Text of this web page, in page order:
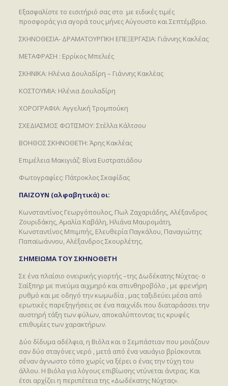
Εξασφαλίστε το εισιτήριό σας στο με ειδικές τιμές
προσφοράς για αγορά τους μήνες Αύγουστο και Σεπτέμβριο.
ΣΚΗΝΟΘΕΣΙΑ- ΔΡΑΜΑΤΟΥΡΓΙΚΗ ΕΠΕΞΕΡΓΑΣΙΑ: Γιάννης Κακλέας
ΜΕΤΑΦΡΑΣΗ : Ερρίκος Μπελιές
ΣΚΗΝΙΚΑ: Ηλένια Δουλαδίρη – Γιάννης Κακλέας
ΚΟΣΤΟΥΜΙΑ: Ηλένια Δουλαδίρη
ΧΟΡΟΓΡΑΦΙΑ: Αγγελική Τρομπούκη
ΣΧΕΔΙΑΣΜΟΣ ΦΩΤΙΣΜΟΥ: Στέλλα Κάλτσου
ΒΟΗΘΟΣ ΣΚΗΝΟΘΕΤΗ: Άρης Κακλέας
Επιμέλεια Μακιγιάζ: Βίνα Ευστρατιάδου
Φωτογραφίες: Πάτροκλος Σκαφίδας
ΠΑΙΖΟΥΝ (αλφαβητικά) οι:
Κωνσταντίνος Γεωργόπουλος, Πωλ Ζαχαριάδης, Αλέξανδρος
Ζουριδάκης, Αμαλία Καβάλη, Ηλιάνα Μαυρομάτη,
Κωνσταντίνος Μπιμπής, Ελευθερία Παγκάλου, Παναγιώτης
Παπαϊωάννου, Αλέξανδρος Σκουρλέτης.
ΣΗΜΕΙΩΜΑ ΤΟΥ ΣΚΗΝΟΘΕΤΗ
Σε ένα πλαίσιο ονειρικής γιορτής –της Δωδέκατης Νύχτας- ο
Σαίξπηρ με πνεύμα αιχμηρό και σπινθηροβόλο , με φρενήρη
ρυθμό και με οδηγό την κωμωδία , μας ταξιδεύει μέσα από
ερωτικές παρεξηγήσεις σε ένα παιχνίδι που διαταράσσει την
αυστηρή τάξη των φύλων, αποκαλύπτοντας τις κρυφές
επιθυμίες των χαρακτήρων.
Δύο δίδυμα αδέλφια, η Βιόλα και ο Σεμπάστιαν που μοιάζουν
σαν δύο σταγόνες νερό , μετά από ένα ναυάγιο βρίσκονται
σ΄έναν άγνωστο τόπο χωρίς να ξέρει ο ένας την τύχη του
άλλου. Η Βιόλα για λόγους επιβίωσης ντύνεται άντρας. Και
έτσι αρχίζει η περιπέτεια της «Δωδέκατης Νύχτας».